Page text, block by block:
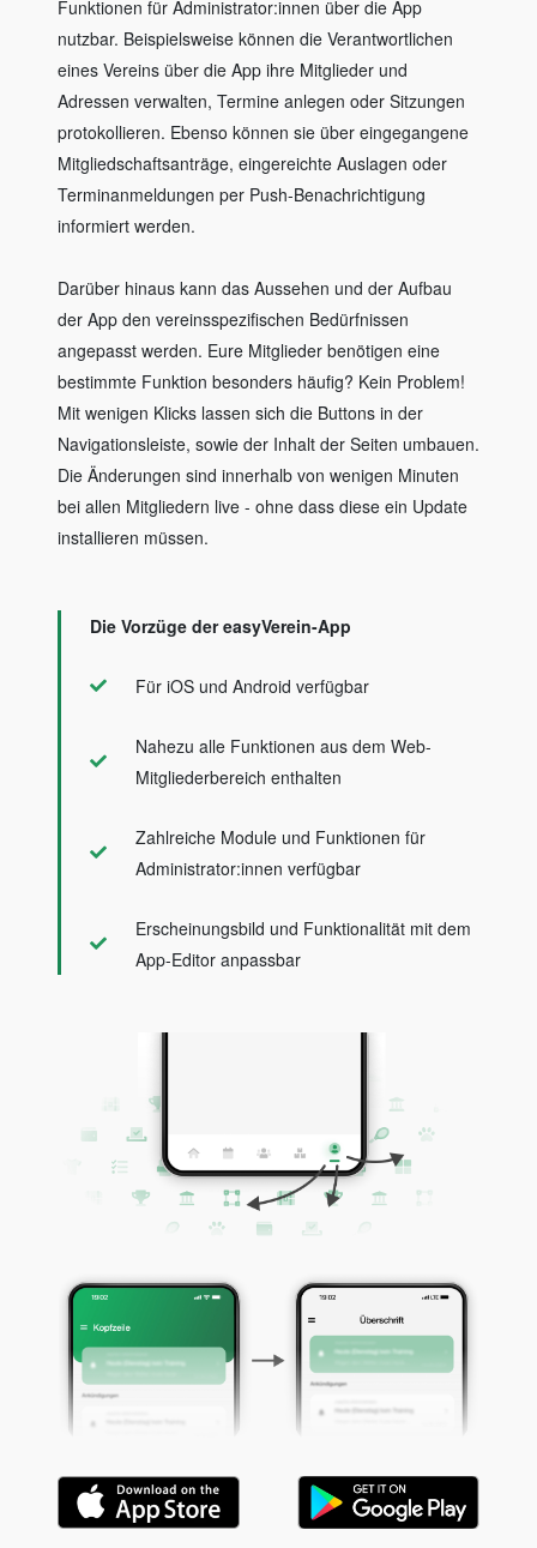
Funktionen für Administrator:innen über die App
nutzbar. Beispielsweise können die Verantwortlichen
eines Vereins über die App ihre Mitglieder und
Adressen verwalten, Termine anlegen oder Sitzungen
protokollieren. Ebenso können sie über eingegangene
Mitgliedschaftsanträge, eingereichte Auslagen oder
Terminanmeldungen per Push-Benachrichtigung
informiert werden.
Darüber hinaus kann das Aussehen und der Aufbau
der App den vereinsspezifischen Bedürfnissen
angepasst werden. Eure Mitglieder benötigen eine
bestimmte Funktion besonders häufig? Kein Problem!
Mit wenigen Klicks lassen sich die Buttons in der
Navigationsleiste, sowie der Inhalt der Seiten umbauen.
Die Änderungen sind innerhalb von wenigen Minuten
bei allen Mitgliedern live - ohne dass diese ein Update
installieren müssen.
Die Vorzüge der easyVerein-App
Für iOS und Android verfügbar
Nahezu alle Funktionen aus dem Web-
Mitgliederbereich enthalten
Zahlreiche Module und Funktionen für
Administrator:innen verfügbar
Erscheinungsbild und Funktionalität mit dem
App-Editor anpassbar